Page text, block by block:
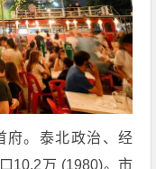
府。泰北政治、经
10.2万 (1980)。市